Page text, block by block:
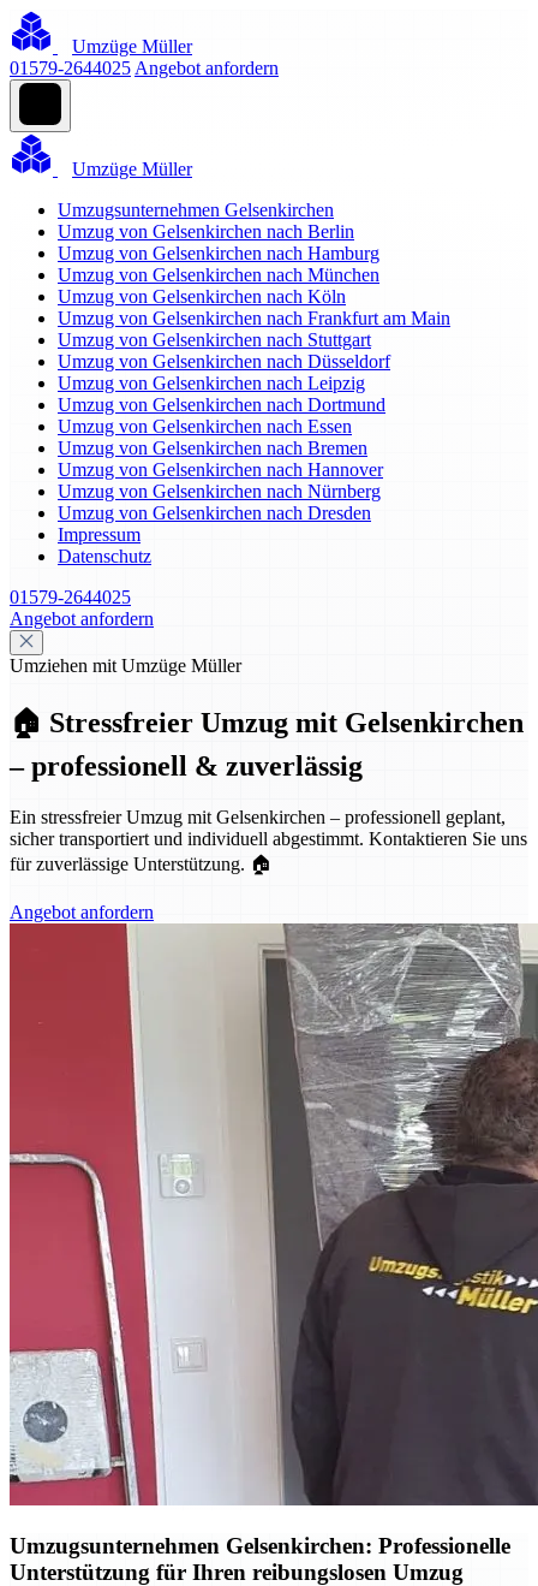
Umzüge Müller
01579-2644025 Angebot anfordern
Umzüge Müller
Umzugsunternehmen Gelsenkirchen
Umzug von Gelsenkirchen nach Berlin
Umzug von Gelsenkirchen nach Hamburg
Umzug von Gelsenkirchen nach München
Umzug von Gelsenkirchen nach Köln
Umzug von Gelsenkirchen nach Frankfurt am Main
Umzug von Gelsenkirchen nach Stuttgart
Umzug von Gelsenkirchen nach Düsseldorf
Umzug von Gelsenkirchen nach Leipzig
Umzug von Gelsenkirchen nach Dortmund
Umzug von Gelsenkirchen nach Essen
Umzug von Gelsenkirchen nach Bremen
Umzug von Gelsenkirchen nach Hannover
Umzug von Gelsenkirchen nach Nürnberg
Umzug von Gelsenkirchen nach Dresden
Impressum
Datenschutz
01579-2644025
Angebot anfordern
Umziehen mit Umzüge Müller
🏠 Stressfreier Umzug mit Gelsenkirchen
– professionell & zuverlässig
Ein stressfreier Umzug mit Gelsenkirchen – professionell geplant,
sicher transportiert und individuell abgestimmt. Kontaktieren Sie uns
für zuverlässige Unterstützung. 🏠
Angebot anfordern
Umzugsunternehmen Gelsenkirchen: Professionelle
Unterstützung für Ihren reibungslosen Umzug